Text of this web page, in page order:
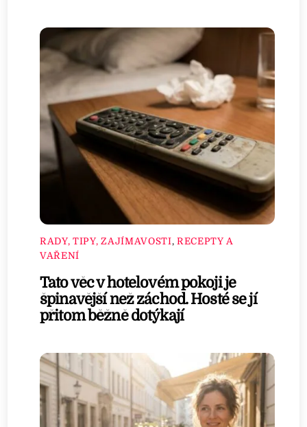
RADY, TIPY, ZAJÍMAVOSTI, RECEPTY A
VAŘENÍ
Tato věc v hotelovém pokoji je
špinavější než záchod. Hosté se jí
přitom běžně dotýkají